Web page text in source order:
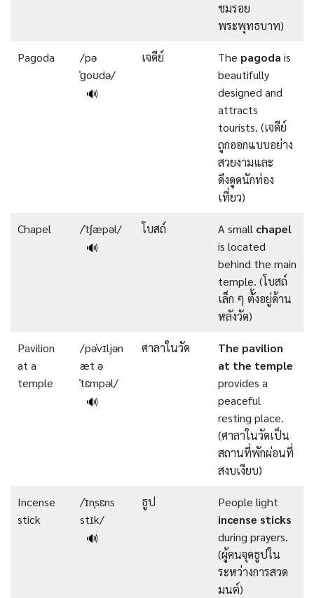
ชมรอย
พระพุทธบาท)
Pagoda
/pə
ˈɡoʊdə/
🔊
เจดีย์ The pagodais
beautifully
designed and
attracts
tourists. (เจดีย์
ถูกออกแบบอย่าง
สวยงามและ
ดึงดูดนักท่อง
เที่ยว)
Chapel
/ˈtʃæpəl/
🔊
โบสถ์ A small chapel
is located
behind the main
temple. (โบสถ์
เล็ก ๆ ตั้งอยู่ด้าน
หลังวัด)
Pavilion
at a
temple
/pəˈvɪljən
æt ə
ˈtɛmpəl/
🔊
ศาลาในวัด The pavilion
at the temple
provides a
peaceful
resting place.
(ศาลาในวัดเป็น
สถานที่พักผ่อนที่
สงบเงียบ)
Incense
stick
/ˈɪnˌsɛns
stɪk/
🔊
ธูป
People light
incense sticks
during prayers.
(ผู้คนจุดธูปใน
ระหว่างการสวด
มนต์)